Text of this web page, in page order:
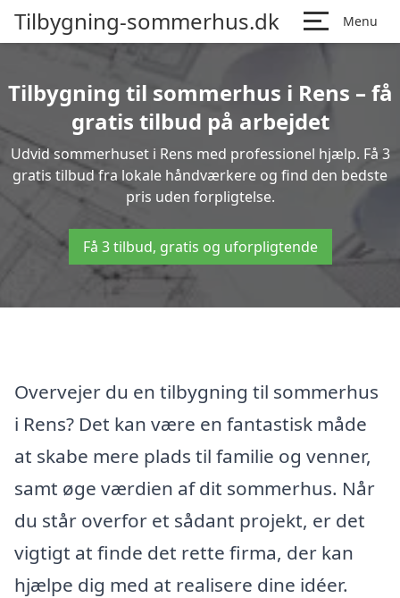
Tilbygning-sommerhus.dk Menu
Tilbygning til sommerhus i Rens – få
gratis tilbud på arbejdet
Udvid sommerhuset i Rens med professionel hjælp. Få 3
gratis tilbud fra lokale håndværkere og find den bedste
pris uden forpligtelse.
Få 3 tilbud, gratis og uforpligtende
Overvejer du en tilbygning til sommerhus
i Rens? Det kan være en fantastisk måde
at skabe mere plads til familie og venner,
samt øge værdien af dit sommerhus. Når
du står overfor et sådant projekt, er det
vigtigt at finde det rette firma, der kan
hjælpe dig med at realisere dine idéer.